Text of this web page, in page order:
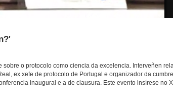
o protocolo como ciencia da excelencia. Interveñen
ex xefe de protocolo de Portugal e organizador da
inaugural e a de clausura. Este evento insírese no